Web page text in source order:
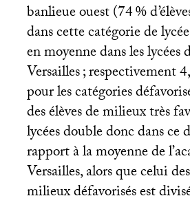
banlieue ouest (74%
dans cette catégorie de
en moyenne dans les lycées
Versailles; respectivement
pour les catégories
des élèves de milieux très
lycées double donc dans ce
rapport à la moyenne de
Versailles, alors que celui
milieux défavorisés est